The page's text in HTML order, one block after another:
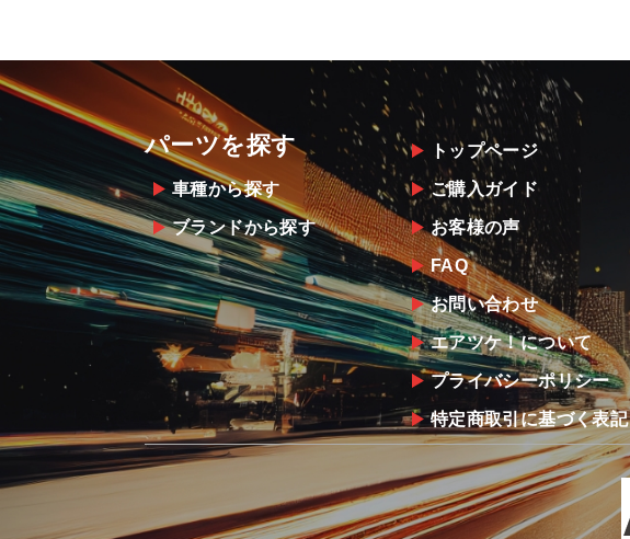
パーツを探す
車種から探す
ブランドから探す
トップページ
ご購入ガイド
お客様の声
FAQ
お問い合わせ
エアツケ！について
プライバシーポリシー
特定商取引に基づく表記